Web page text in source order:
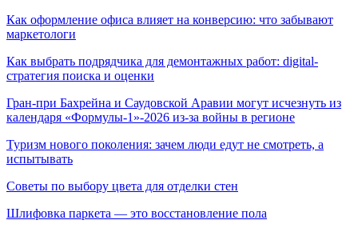
Как оформление офиса влияет на конверсию: что забывают
маркетологи
Как выбрать подрядчика для демонтажных работ: digital-
стратегия поиска и оценки
Гран-при Бахрейна и Саудовской Аравии могут исчезнуть из
календаря «Формулы-1»-2026 из-за войны в регионе
Туризм нового поколения: зачем люди едут не смотреть, а
испытывать
Советы по выбору цвета для отделки стен
Шлифовка паркета — это восстановление пола